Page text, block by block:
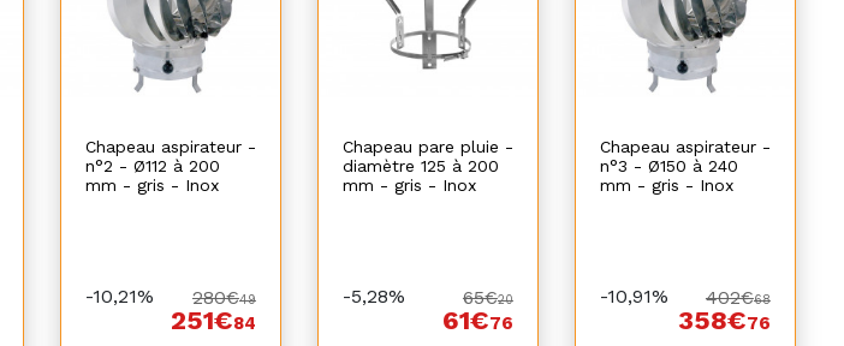
Chapeau aspirateur -
n°2 - Ø112 à 200
mm - gris - Inox
-10,21% 280€49
251€84
Chapeau pare pluie -
diamètre 125 à 200
mm - gris - Inox
-5,28% 65€20
61€76
Chapeau aspirateur -
n°3 - Ø150 à 240
mm - gris - Inox
-10,91% 402€68
358€76